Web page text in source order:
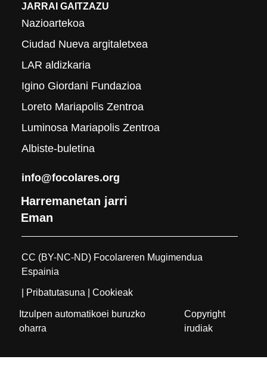
JARRAI GAITZAZU
Nazioartekoa
Ciudad Nueva argitaletxea
LAR aldizkaria
Igino Giordani Fundazioa
Loreto Mariapolis Zentroa
Luminosa Mariapolis Zentroa
Albiste-buletina
info@focolares.org
Harremanetan jarri
Eman
CC (BY-NC-ND) Focolareren Mugimendua
Espainia
| Pribatutasuna | Cookieak
Itzulpen automatikoei buruzko
oharra
Copyright
irudiak